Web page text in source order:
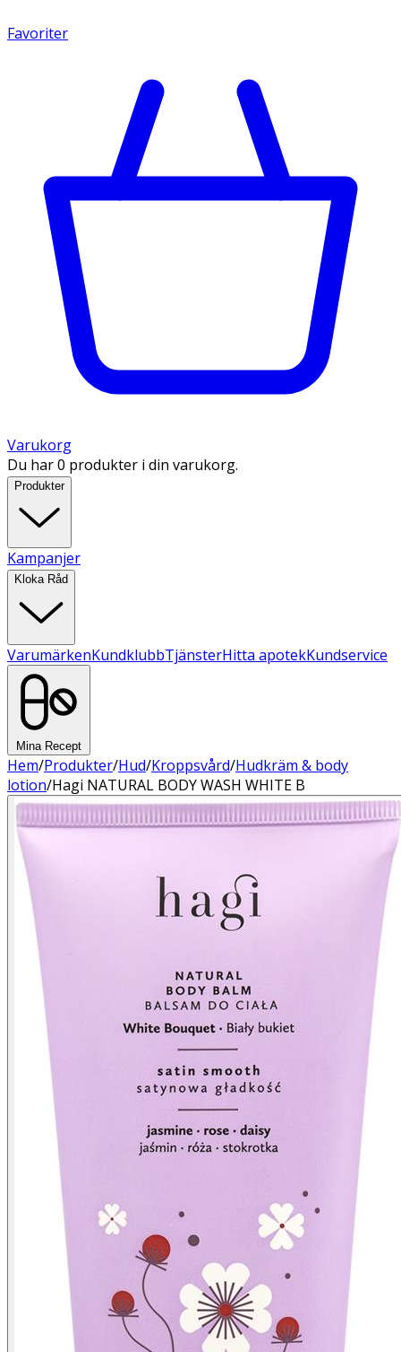
Favoriter
Varukorg
Du har 0 produkter i din varukorg.
Produkter
Kampanjer
Kloka Råd
VarumärkenKundklubbTjänsterHitta apotekKundservice
Mina Recept
Hem/Produkter/Hud/Kroppsvård/Hudkräm & body
lotion/Hagi NATURAL BODY WASH WHITE B